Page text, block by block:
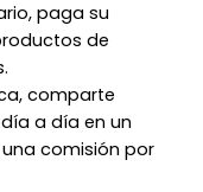
paga su
de
comparte
a día en un
comisión por